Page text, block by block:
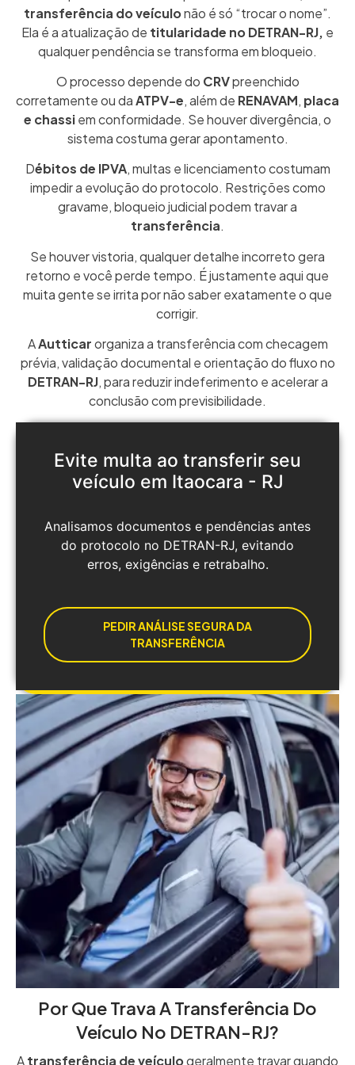
transferência do veículonão é só “trocar o nome”.
Ela é a atualização de titularidade no DETRAN-RJ, e
qualquer pendência se transforma em bloqueio.
O processo depende do CRVpreenchido
corretamente ou daATPV-e, além de RENAVAM, placa
e chassiem conformidade. Se houver divergência, o
sistema costuma gerar apontamento.
Débitos de IPVA, multas e licenciamento costumam
impedir a evolução do protocolo. Restrições como
gravame, bloqueio judicial podem travar a
transferência.
Se houver vistoria, qualquer detalhe incorreto gera
retorno e você perde tempo. É justamente aqui que
muita gente se irrita por não saber exatamente o que
corrigir.
AAutticarorganiza a transferência com checagem
prévia, validação documental e orientação do fluxo no
DETRAN-RJ, para reduzir indeferimento e acelerar a
conclusão com previsibilidade.
Evite multa ao transferir seu
veículo em Itaocara - RJ
Analisamos documentos e pendências antes
do protocolo no DETRAN-RJ, evitando
erros, exigências e retrabalho.
PEDIR ANÁLISE SEGURA DA
TRANSFERÊNCIA
Por Que Trava A Transferência Do
Veículo No DETRAN-RJ?
Atransferência de veículogeralmente travar quando